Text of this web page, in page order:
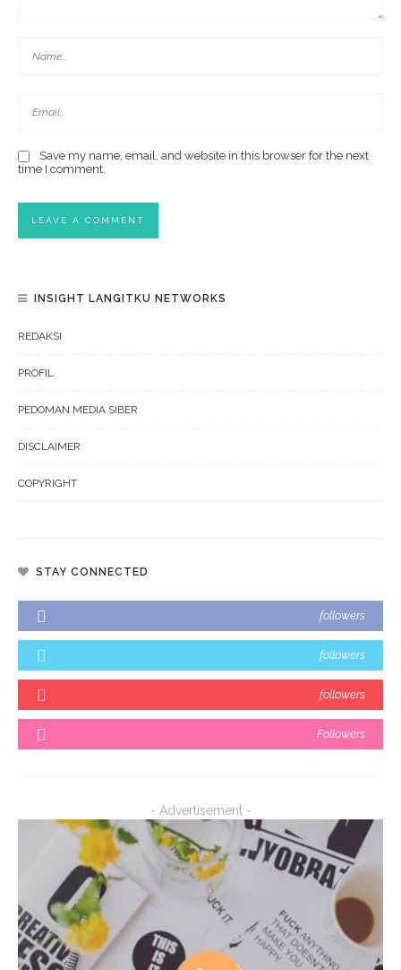
Save my name, email, and website in this browser for the next
time I comment.
INSIGHT LANGITKU NETWORKS
REDAKSI
PROFIL
PEDOMAN MEDIA SIBER
DISCLAIMER
COPYRIGHT
STAY CONNECTED
followers
followers
followers
Followers
- Advertisement -